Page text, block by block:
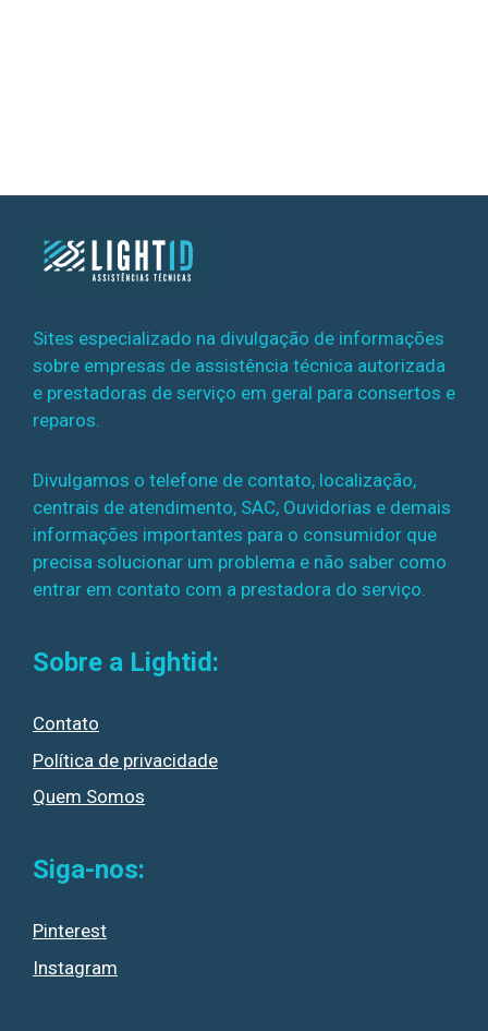
Sites especializado na divulgação de informações
sobre empresas de assistência técnica autorizada
e prestadoras de serviço em geral para consertos e
reparos.
Divulgamos o telefone de contato, localização,
centrais de atendimento, SAC, Ouvidorias e demais
informações importantes para o consumidor que
precisa solucionar um problema e não saber como
entrar em contato com a prestadora do serviço.
Sobre a Lightid:
Contato
Política de privacidade
Quem Somos
Siga-nos:
Pinterest
Instagram